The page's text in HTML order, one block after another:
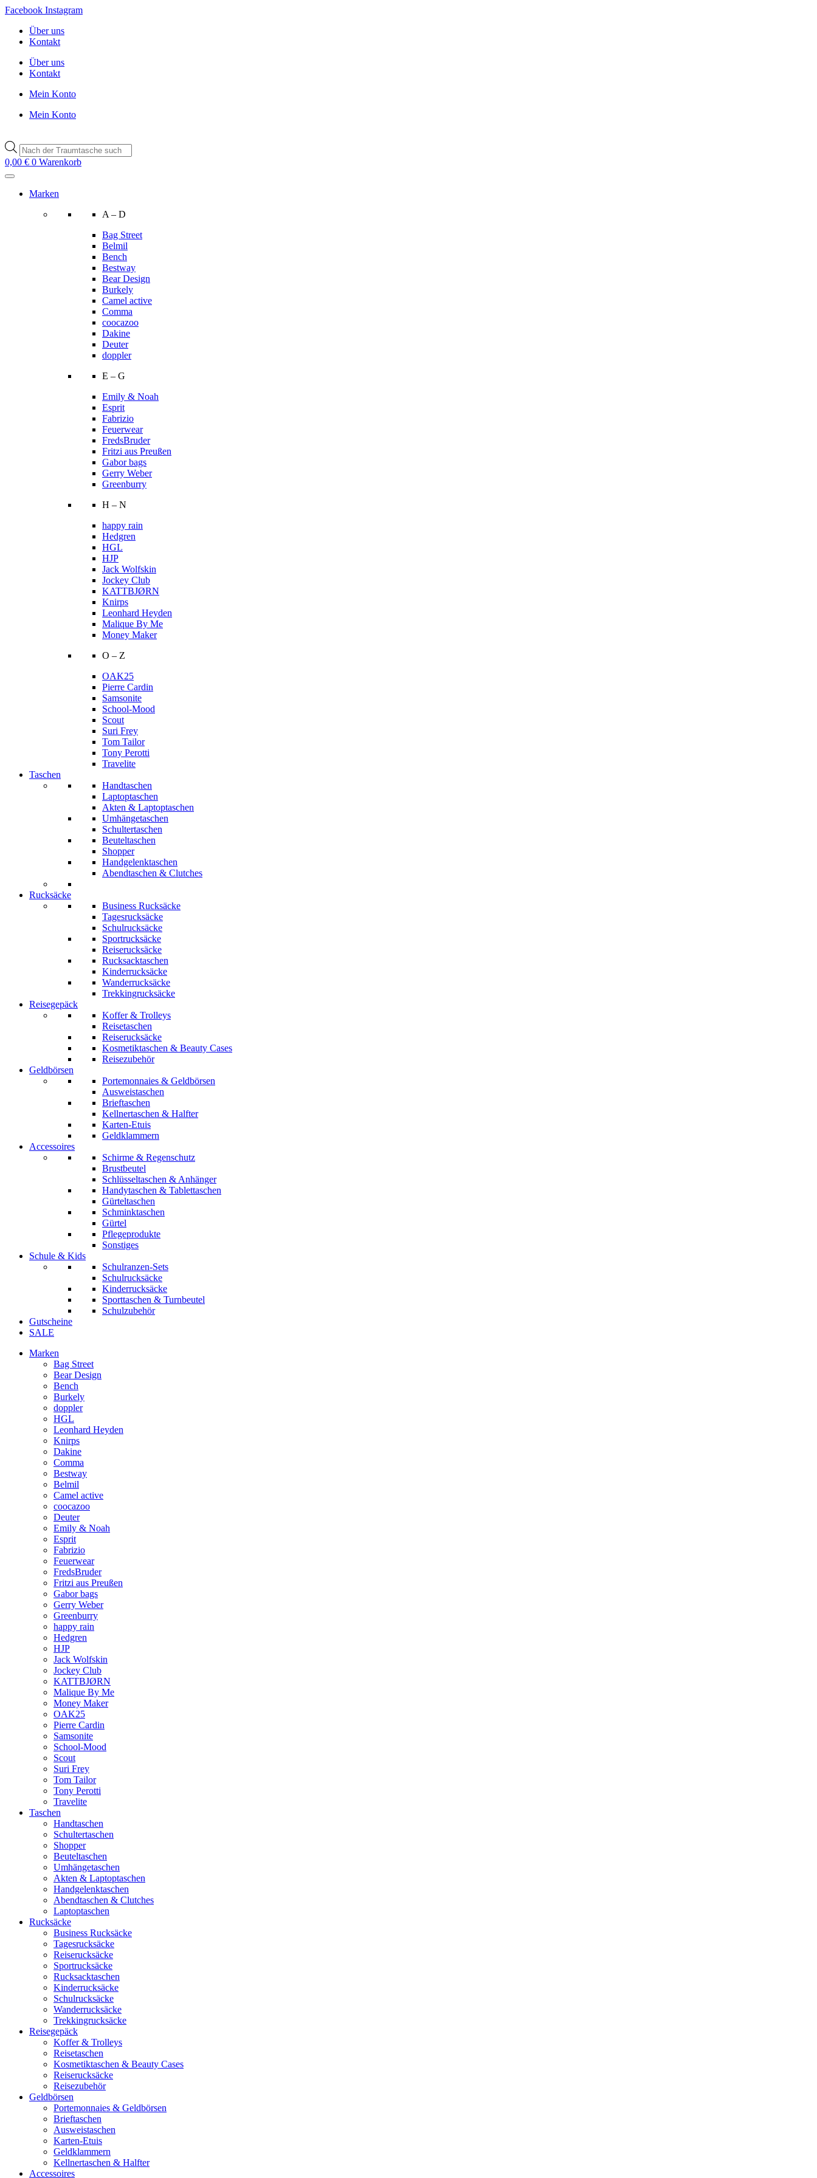
Zum
wechseln
Facebook Instagram
Über uns
Kontakt
Über uns
Kontakt
Mein Konto
Mein Konto
Products
search
0,00 € 0 Warenkorb
Marken
A – D
Bag Street
Belmil
Bench
Bestway
Bear Design
Burkely
Camel active
Comma
coocazoo
Dakine
Deuter
doppler
E – G
Emily & Noah
Esprit
Fabrizio
Feuerwear
FredsBruder
Fritzi aus Preußen
Gabor bags
Gerry Weber
Greenburry
H – N
happy rain
Hedgren
HGL
HJP
Jack Wolfskin
Jockey Club
KATTBJØRN
Knirps
Leonhard Heyden
Malique By Me
Money Maker
O – Z
OAK25
Pierre Cardin
Samsonite
School-Mood
Scout
Suri Frey
Tom Tailor
Tony Perotti
Travelite
Taschen
Handtaschen
Laptoptaschen
Akten & Laptoptaschen
Umhängetaschen
Schultertaschen
Beuteltaschen
Shopper
Handgelenktaschen
Abendtaschen & Clutches
Rucksäcke
Business Rucksäcke
Tagesrucksäcke
Schulrucksäcke
Sportrucksäcke
Reiserucksäcke
Rucksacktaschen
Kinderrucksäcke
Wanderrucksäcke
Trekkingrucksäcke
Reisegepäck
Koffer & Trolleys
Reisetaschen
Reiserucksäcke
Kosmetiktaschen & Beauty Cases
Reisezubehör
Geldbörsen
Portemonnaies & Geldbörsen
Ausweistaschen
Brieftaschen
Kellnertaschen & Halfter
Karten-Etuis
Geldklammern
Accessoires
Schirme & Regenschutz
Brustbeutel
Schlüsseltaschen & Anhänger
Handytaschen & Tablettaschen
Gürteltaschen
Schminktaschen
Gürtel
Pflegeprodukte
Sonstiges
Schule & Kids
Schulranzen-Sets
Schulrucksäcke
Kinderrucksäcke
Sporttaschen & Turnbeutel
Schulzubehör
Gutscheine
SALE
Marken
Bag Street
Bear Design
Bench
Burkely
doppler
HGL
Leonhard Heyden
Knirps
Dakine
Comma
Bestway
Belmil
Camel active
coocazoo
Deuter
Emily & Noah
Esprit
Fabrizio
Feuerwear
FredsBruder
Fritzi aus Preußen
Gabor bags
Gerry Weber
Greenburry
happy rain
Hedgren
HJP
Jack Wolfskin
Jockey Club
KATTBJØRN
Malique By Me
Money Maker
OAK25
Pierre Cardin
Samsonite
School-Mood
Scout
Suri Frey
Tom Tailor
Tony Perotti
Travelite
Taschen
Handtaschen
Schultertaschen
Shopper
Beuteltaschen
Umhängetaschen
Akten & Laptoptaschen
Handgelenktaschen
Abendtaschen & Clutches
Laptoptaschen
Rucksäcke
Business Rucksäcke
Tagesrucksäcke
Reiserucksäcke
Sportrucksäcke
Rucksacktaschen
Kinderrucksäcke
Schulrucksäcke
Wanderrucksäcke
Trekkingrucksäcke
Reisegepäck
Koffer & Trolleys
Reisetaschen
Kosmetiktaschen & Beauty Cases
Reiserucksäcke
Reisezubehör
Geldbörsen
Portemonnaies & Geldbörsen
Brieftaschen
Ausweistaschen
Karten-Etuis
Geldklammern
Kellnertaschen & Halfter
Accessoires